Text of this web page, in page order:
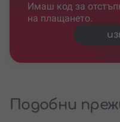
Имаш код за
на плащането.
Подобни